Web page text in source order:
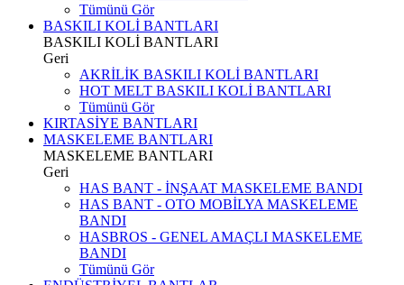
Tümünü Gör
BASKILI KOLİ BANTLARI
BASKILI KOLİ BANTLARI
Geri
AKRİLİK BASKILI KOLİ BANTLARI
HOT MELT BASKILI KOLİ BANTLARI
Tümünü Gör
KIRTASİYE BANTLARI
MASKELEME BANTLARI
MASKELEME BANTLARI
Geri
HAS BANT - İNŞAAT MASKELEME BANDI
HAS BANT - OTO MOBİLYA MASKELEME
BANDI
HASBROS - GENEL AMAÇLI MASKELEME
BANDI
Tümünü Gör